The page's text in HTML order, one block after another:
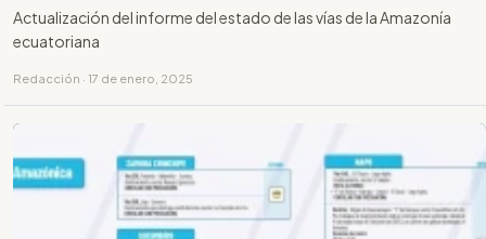
Actualización del informe del estado de las vías de la Amazonía
ecuatoriana
Redacción · 17 de enero, 2025